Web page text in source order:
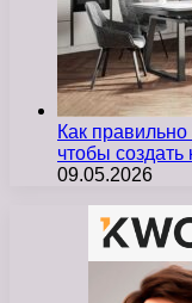
Как
чтобы
09.05.2026